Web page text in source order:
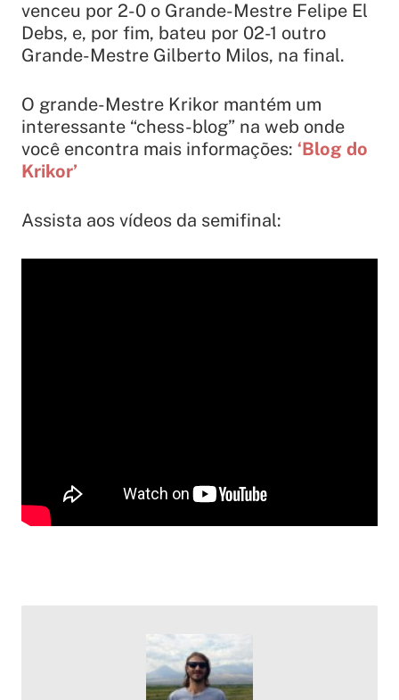
venceu por 2-0 o Grande-Mestre Felipe El
Debs, e, por fim, bateu por 02-1 outro
Grande-Mestre Gilberto Milos, na final.
O grande-Mestre Krikor mantém um
interessante “chess-blog” na web onde
você encontra mais informações: ‘Blog do
Krikor’
Assista aos vídeos da semifinal: